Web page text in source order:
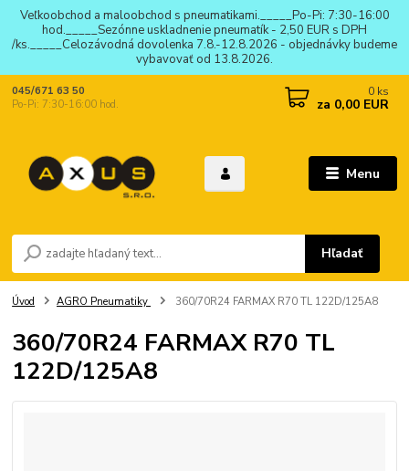
Veľkoobchod a maloobchod s pneumatikami._____Po-Pi: 7:30-16:00
hod._____Sezónne uskladnenie pneumatík - 2,50 EUR s DPH
/ks._____Celozávodná dovolenka 7.8.-12.8.2026 - objednávky budeme
vybavovať od 13.8.2026.
Menu
Hľadať
045/671 63 50
Po-Pi: 7:30-16:00 hod.
0 ks
za 0,00 EUR
Úvod AGRO Pneumatiky 360/70R24 FARMAX R70 TL 122D/125A8
360/70R24 FARMAX R70 TL
122D/125A8